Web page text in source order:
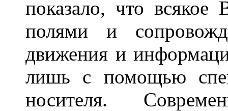
показало, что всякое
полями и
движения и
лишь с помощью
носителя.